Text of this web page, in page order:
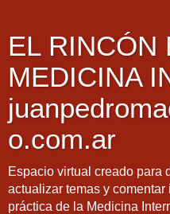
EL RINCÓN
MEDICINA
o.com.ar
Espacio virtual creado para
actualizar temas y
práctica de la Medicina